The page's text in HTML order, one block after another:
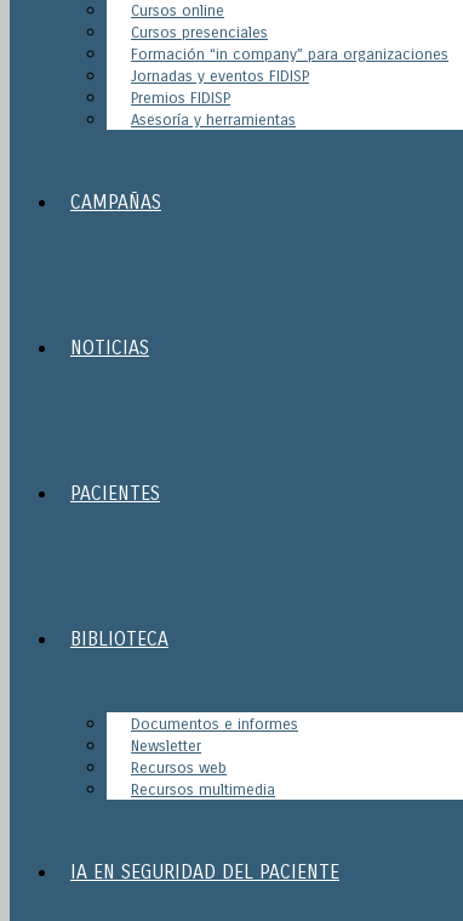
Cursos online
Cursos presenciales
Formación “in company” para organizaciones
Jornadas y eventos FIDISP
Premios FIDISP
Asesoría y herramientas
CAMPAÑAS
NOTICIAS
PACIENTES
BIBLIOTECA
Documentos e informes
Newsletter
Recursos web
Recursos multimedia
IA EN SEGURIDAD DEL PACIENTE